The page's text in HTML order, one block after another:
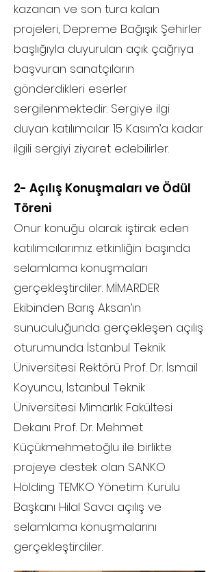
kazanan ve son tura kalan
projeleri, Depreme Bağışık Şehirler
başlığıyla duyurulan açık çağrıya
başvuran sanatçıların
gönderdikleri eserler
sergilenmektedir. Sergiye ilgi
duyan katılımcılar 15 Kasım’a kadar
ilgili sergiyi ziyaret edebilirler.
2- Açılış Konuşmaları ve Ödül
Töreni
Onur konuğu olarak iştirak eden
katılımcılarımız etkinliğin başında
selamlama konuşmaları
gerçekleştirdiler. MİMARDER
Ekibinden Barış Aksan’ın
sunuculuğunda gerçekleşen açılış
oturumunda İstanbul Teknik
Üniversitesi Rektörü Prof. Dr. İsmail
Koyuncu, İstanbul Teknik
Üniversitesi Mimarlık Fakültesi
Dekanı Prof. Dr. Mehmet
Küçükmehmetoğlu ile birlikte
projeye destek olan SANKO
Holding TEMKO Yönetim Kurulu
Başkanı Hilal Savcı açılış ve
selamlama konuşmalarını
gerçekleştirdiler.